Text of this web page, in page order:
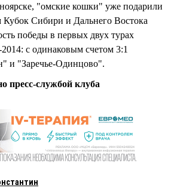
"омские кошки" уже подарили
Сибири и Дальнего Востока
победы в первых двух турах
с одинаковым счетом 3:1
и "Заречье-Одинцово".
пресс-службой клуба